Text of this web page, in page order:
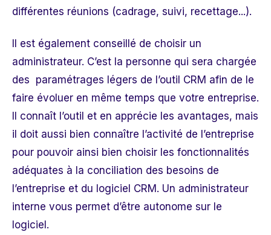
différentes réunions (cadrage, suivi, recettage...).
Il est également conseillé de choisir un
administrateur. C’est la personne qui sera chargée
des paramétrages légers de l’outil CRM afin de le
faire évoluer en même temps que votre entreprise.
Il connaît l’outil et en apprécie les avantages, mais
il doit aussi bien connaître l’activité de l’entreprise
pour pouvoir ainsi bien choisir les fonctionnalités
adéquates à la conciliation des besoins de
l’entreprise et du logiciel CRM. Un administrateur
interne vous permet d’être autonome sur le
logiciel.